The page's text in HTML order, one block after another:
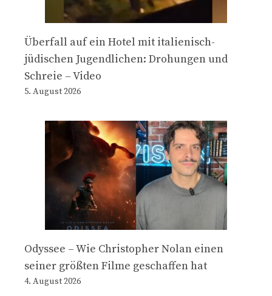
Überfall auf ein Hotel mit italienisch-
jüdischen Jugendlichen: Drohungen und
Schreie – Video
5. August 2026
Odyssee – Wie Christopher Nolan einen
seiner größten Filme geschaffen hat
4. August 2026